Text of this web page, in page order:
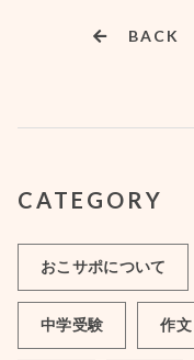
BACK
CATEGORY
おこサポについて
中学受験 作文